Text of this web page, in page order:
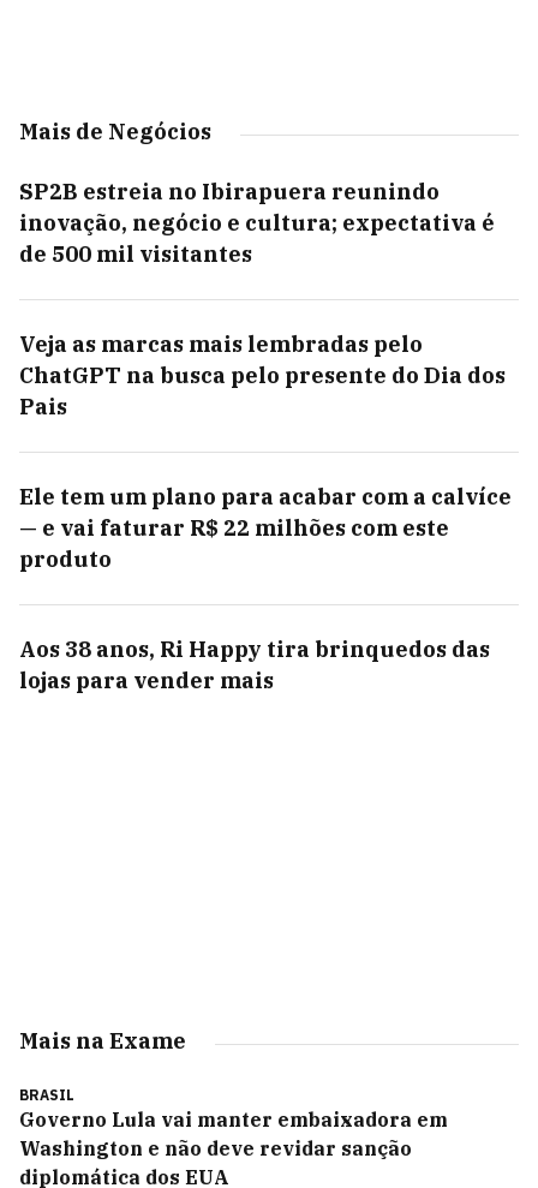
Mais de Negócios
SP2B estreia no Ibirapuera reunindo
inovação, negócio e cultura; expectativa é
de 500 mil visitantes
Veja as marcas mais lembradas pelo
ChatGPT na busca pelo presente do Dia dos
Pais
Ele tem um plano para acabar com a calvíce
— e vai faturar R$ 22 milhões com este
produto
Aos 38 anos, Ri Happy tira brinquedos das
lojas para vender mais
Mais na Exame
BRASIL
Governo Lula vai manter embaixadora em
Washington e não deve revidar sanção
diplomática dos EUA